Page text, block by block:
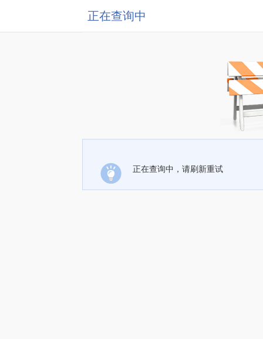
正在查询中
正在查询中，请刷新重试